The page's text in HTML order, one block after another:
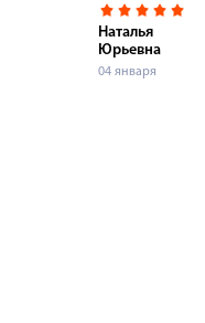
Наталья
Юрьевна
04 января